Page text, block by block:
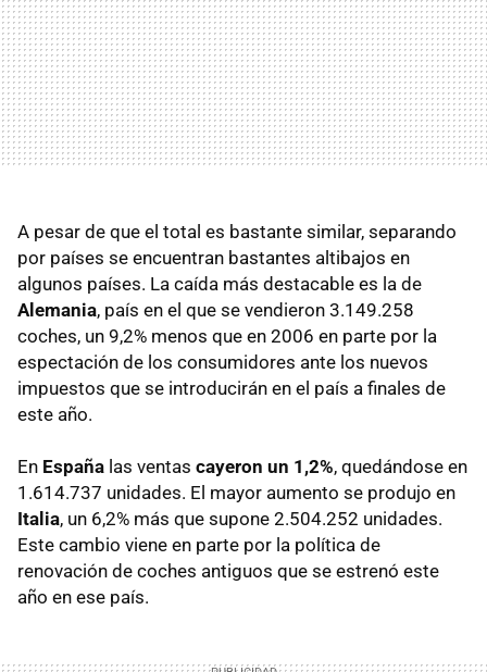
A pesar de que el total es bastante similar, separando
por países se encuentran bastantes altibajos en
algunos países. La caída más destacable es la de
Alemania, país en el que se vendieron 3.149.258
coches, un 9,2% menos que en 2006 en parte por la
espectación de los consumidores ante los nuevos
impuestos que se introducirán en el país a finales de
este año.
En España las ventas cayeron un 1,2%, quedándose en
1.614.737 unidades. El mayor aumento se produjo en
Italia, un 6,2% más que supone 2.504.252 unidades.
Este cambio viene en parte por la política de
renovación de coches antiguos que se estrenó este
año en ese país.